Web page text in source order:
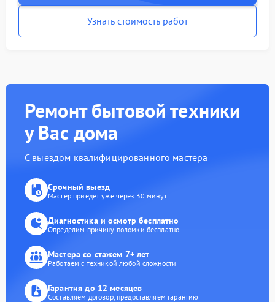
Узнать стоимость работ
Ремонт бытовой техники
у Вас дома
С выездом квалифицированного мастера
Срочный выезд
Мастер приедет уже через 30 минут
Диагностика и осмотр бесплатно
Определим причину поломки бесплатно
Мастера со стажем 7+ лет
Работаем с техникой любой сложности
Гарантия до 12 месяцев
Составляем договор, предоставляем гарантию